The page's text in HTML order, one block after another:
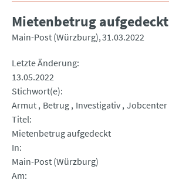
Mietenbetrug aufgedeckt
Main-Post (Würzburg) 31.03.2022
Letzte Änderung
13.05.2022
Stichwort(e)
Armut Betrug Investigativ Jobcenter
Titel
Mietenbetrug aufgedeckt
In
Main-Post (Würzburg)
Am